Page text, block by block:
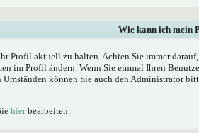
Wie kann ich mein
Profil aktuell zu halten. Achten Sie immer
im Profil ändern. Wenn Sie einmal Ihren
Umständen können Sie auch den Administrator
hierbearbeiten.